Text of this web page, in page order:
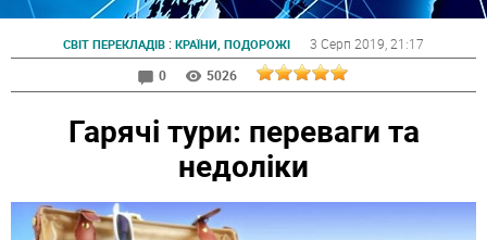
СВІТ ПЕРЕКЛАДІВ : КРАЇНИ, ПОДОРОЖІ 3 Серп 2019 , 21:17
0
5026
Гарячі тури: переваги та
недоліки